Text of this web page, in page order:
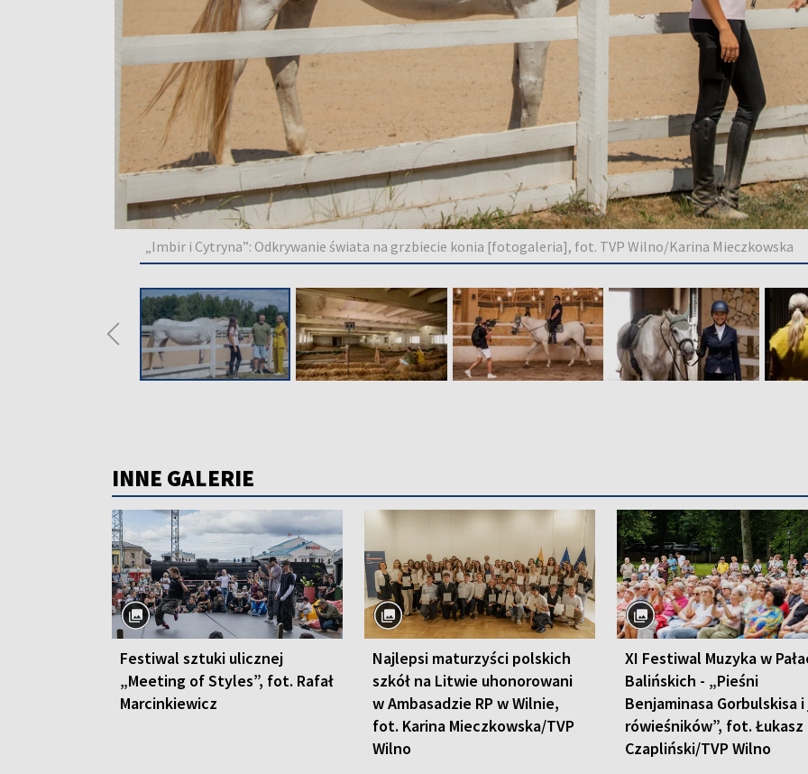
„Imbir i Cytryna”: Odkrywanie świata na grzbiecie konia [fotogaleria], fot. TVP Wilno/Karina Mieczkowska
◀
INNE GALERIE
Festiwal sztuki ulicznej
„Meeting of Styles”, fot. Rafał
Marcinkiewicz
Najlepsi maturzyści polskich
szkół na Litwie uhonorowani
w Ambasadzie RP w Wilnie,
fot. Karina Mieczkowska/TVP
Wilno
XI Festiwal Muzyka w
Balińskich - „Pieśni
Benjaminasa Gorbulskisa
rówieśników”, fot. Łukasz
Czapliński/TVP Wilno